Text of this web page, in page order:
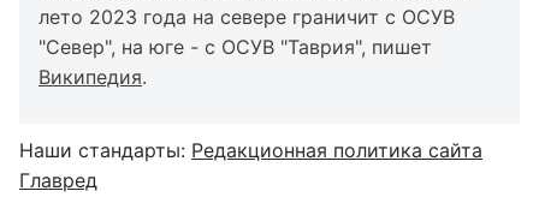
лето 2023 года на севере граничит с ОСУВ
"Север", на юге - с ОСУВ "Таврия", пишет
Википедия.
Наши стандарты: Редакционная политика сайта
Главред